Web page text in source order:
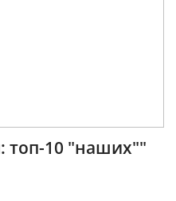
топ-10 "наших""